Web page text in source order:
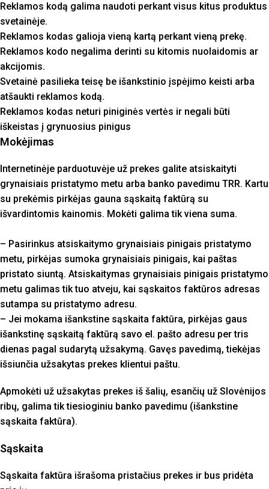
Reklamos kodą galima naudoti perkant visus kitus produktus
svetainėje.
Reklamos kodas galioja vieną kartą perkant vieną prekę.
Reklamos kodo negalima derinti su kitomis nuolaidomis ar
akcijomis.
Svetainė pasilieka teisę be išankstinio įspėjimo keisti arba
atšaukti reklamos kodą.
Reklamos kodas neturi piniginės vertės ir negali būti
iškeistas į grynuosius pinigus
Mokėjimas
Internetinėje parduotuvėje už prekes galite atsiskaityti
grynaisiais pristatymo metu arba banko pavedimu TRR. Kartu
su prekėmis pirkėjas gauna sąskaitą faktūrą su
išvardintomis kainomis. Mokėti galima tik viena suma.
– Pasirinkus atsiskaitymo grynaisiais pinigais pristatymo
metu, pirkėjas sumoka grynaisiais pinigais, kai paštas
pristato siuntą. Atsiskaitymas grynaisiais pinigais pristatymo
metu galimas tik tuo atveju, kai sąskaitos faktūros adresas
sutampa su pristatymo adresu.
– Jei mokama išankstine sąskaita faktūra, pirkėjas gaus
išankstinę sąskaitą faktūrą savo el. pašto adresu per tris
dienas pagal sudarytą užsakymą. Gavęs pavedimą, tiekėjas
išsiunčia užsakytas prekes klientui paštu.
Apmokėti už užsakytas prekes iš šalių, esančių už Slovėnijos
ribų, galima tik tiesioginiu banko pavedimu (išankstine
sąskaita faktūra).
Sąskaita
Sąskaita faktūra išrašoma pristačius prekes ir bus pridėta